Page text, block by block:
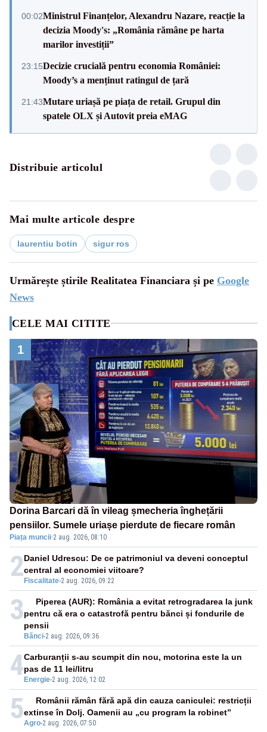
00:02Ministrul Finanțelor, Alexandru Nazare, reacție la
decizia Moody's: „România rămâne pe harta
marilor investiții”
23:15Decizie crucială pentru economia României:
Moody’s a menținut ratingul de țară
21:43Mutare uriașă pe piața de retail. Grupul din
spatele OLX și Autovit preia eMAG
Distribuie articolul
Mai multe articole despre
laurentiu botin sigur ros
Urmărește știrile Realitatea Financiara și pe Google
News
CELE MAI CITITE
1
Dorina Barcari dă în vileag șmecheria înghețării
pensiilor. Sumele uriașe pierdute de fiecare român
Piața muncii·2 aug. 2026, 08:10
2 Fiscalitate-2 aug. 2026, 09:22
Daniel Udrescu: De ce patrimoniul va deveni conceptul
central al economiei viitoare?
3
Bănci-2 aug. 2026, 09:36
Piperea (AUR): România a evitat retrogradarea la junk
pentru că era o catastrofă pentru bănci și fondurile de
pensii
4 Energie-2 aug. 2026, 12:02
Carburanții s-au scumpit din nou, motorina este la un
pas de 11 lei/litru
5Agro-2 aug. 2026, 07:50
Românii rămân fără apă din cauza caniculei: restricții
extinse în Dolj. Oamenii au „cu program la robinet”